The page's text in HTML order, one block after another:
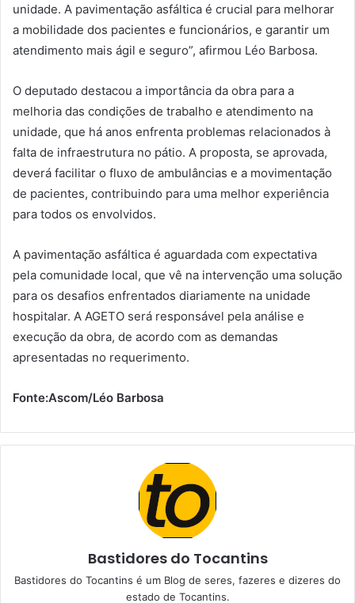
unidade. A pavimentação asfáltica é crucial para melhorar
a mobilidade dos pacientes e funcionários, e garantir um
atendimento mais ágil e seguro”, afirmou Léo Barbosa.
O deputado destacou a importância da obra para a
melhoria das condições de trabalho e atendimento na
unidade, que há anos enfrenta problemas relacionados à
falta de infraestrutura no pátio. A proposta, se aprovada,
deverá facilitar o fluxo de ambulâncias e a movimentação
de pacientes, contribuindo para uma melhor experiência
para todos os envolvidos.
A pavimentação asfáltica é aguardada com expectativa
pela comunidade local, que vê na intervenção uma solução
para os desafios enfrentados diariamente na unidade
hospitalar. A AGETO será responsável pela análise e
execução da obra, de acordo com as demandas
apresentadas no requerimento.
Fonte:Ascom/Léo Barbosa
Bastidores do Tocantins
Bastidores do Tocantins é um Blog de seres, fazeres e dizeres do
estado de Tocantins.